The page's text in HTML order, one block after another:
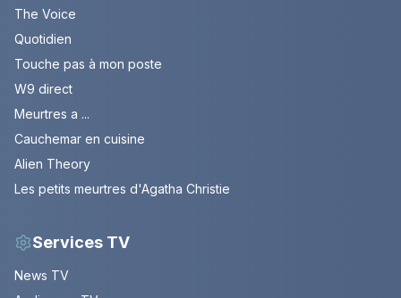
The Voice
Quotidien
Touche pas à mon poste
W9 direct
Meurtres a ...
Cauchemar en cuisine
Alien Theory
Les petits meurtres d'Agatha Christie
Services TV
News TV